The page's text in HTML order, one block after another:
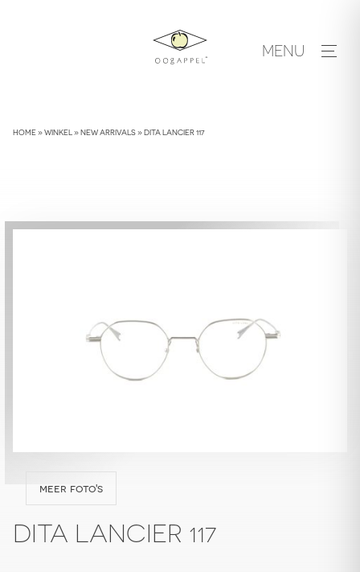
MENU
HOME»WINKEL »NEW ARRIVALS»DITA LANCIER 117
meer foto's
DITA LANCIER 117